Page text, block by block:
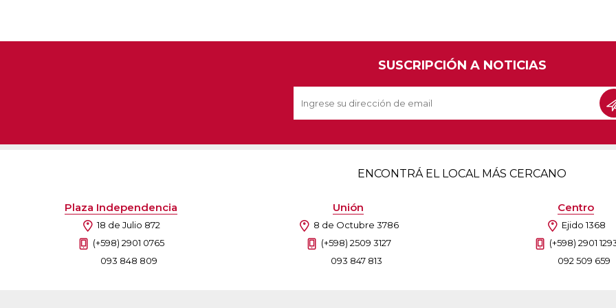
SUSCRIPCIÓN A NOTICIAS
ENCONTRÁ EL LOCAL MÁS CERCANO
Plaza Independencia
18 de Julio 872
(+598) 2901 0765
093 848 809
Unión
8 de Octubre 3786
(+598) 2509 3127
093 847 813
Centro
Ejido 1368
(+598) 2901
092 509 659